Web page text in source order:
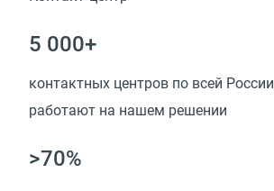
5 000+
контактных центров по всей России
работают на нашем решении
>70%